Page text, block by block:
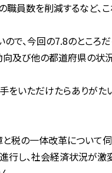
職員数を削減するなど
で、今回の7.8のところ
向及び他の都道府県の状
いただけたらありがた
の一体改革について伺
し、社会経済状況が激